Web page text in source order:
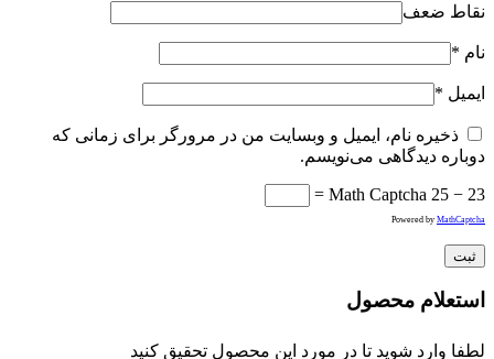
نقاط ضعف
نام *
ایمیل *
ذخیره نام، ایمیل و وبسایت من در مرورگر برای زمانی که
دوباره دیدگاهی می‌نویسم.
Math Captcha 25 − 23 =
Powered by MathCaptcha
استعلام محصول
لطفا وارد شوید تا در مورد این محصول تحقیق کنید